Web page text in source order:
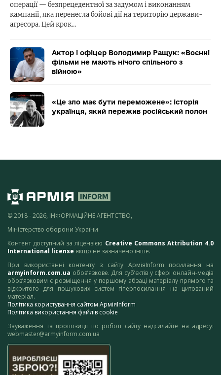
операції — безпрецедентної за задумом і виконанням
кампанії, яка перенесла бойові дії на територію держави-
агресора. Цей крок…
Актор і офіцер Володимир Ращук: «Воєнні
фільми не мають нічого спільного з
війною»
«Це зло має бути переможене»: історія
українця, який пережив російський полон
© 2018 - 2026, ІНФОРМАЦІЙНЕ АГЕНТСТВО,
Міністерство оборони України
Контент доступний за ліцензією Creative Commons Attribution 4.0
International license якщо не зазначено інше.
При використанні контенту з сайту АрміяInform посилання на
armyinform.com.ua обов’язкове. Для суб’єктів у сфері онлайн-медіа
обов’язковим є розміщення у першому абзаці матеріалу прямого та
відкритого для пошукових систем гіперпосилання на цитований
матеріал.
Політика користування сайтом АрміяInform
Політика використання файлів cookie
Зауваження та пропозиції по роботі сайту надсилайте на адресу:
webmaster@armyinform.com.ua